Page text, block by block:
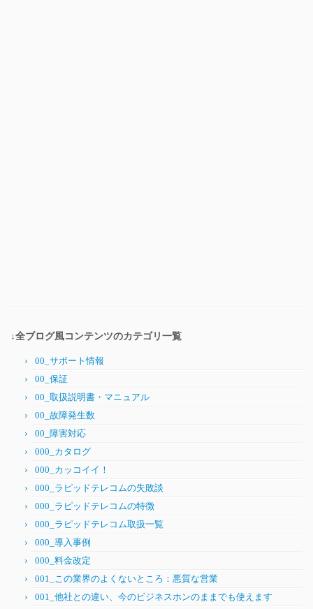
↓全ブログ風コンテンツのカテゴリ一覧
00_サポート情報
00_保証
00_取扱説明書・マニュアル
00_故障発生数
00_障害対応
000_カタログ
000_カッコイイ！
000_ラピッドテレコムの失敗談
000_ラピッドテレコムの特徴
000_ラピッドテレコム取扱一覧
000_導入事例
000_料金改定
001_この業界のよくないところ：悪質な営業
001_他社との違い、今のビジネスホンのままでも使えます